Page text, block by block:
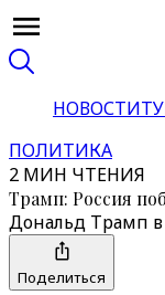
НОВОСТИ
ПОЛИТИКА
2 МИН ЧТЕНИЯ
Трамп: Россия
Дональд Трамп
Поделиться